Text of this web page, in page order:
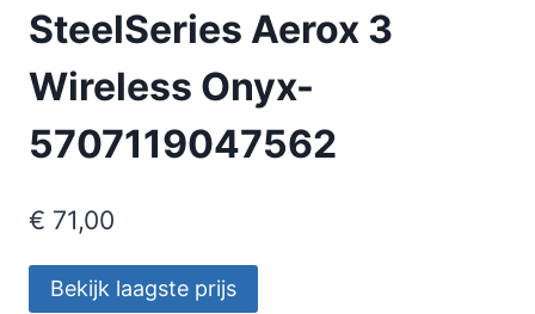
SteelSeries Aerox 3
Wireless Onyx-
5707119047562
€ 71,00
Bekijk laagste prijs